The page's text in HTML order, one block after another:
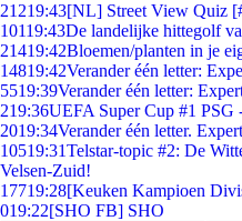
21219:43[NL] Street View Quiz
10119:43De landelijke hittegolf
21419:42Bloemen/planten in je
14819:42Verander één letter:
5519:39Verander één letter:
219:36UEFA Super Cup #1 PSG
2019:34Verander één letter.
10519:31Telstar-topic #2: De
Velsen-Zuid!
17719:28[Keuken Kampioen
019:22[SHO FB] SHO